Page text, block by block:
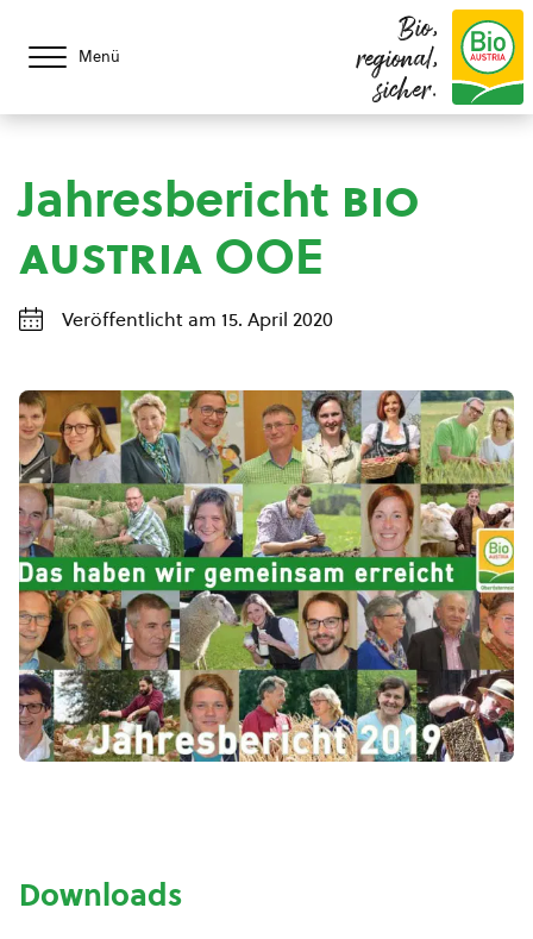
Menü
Bio,
regional,
sicher.
Jahresbericht bio
austria OOE
Veröffentlicht am 15. April 2020
Downloads